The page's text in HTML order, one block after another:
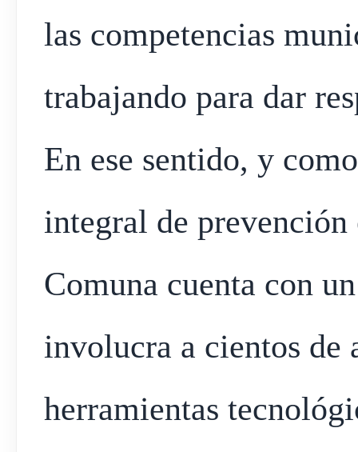
las competencias
trabajando para dar
En ese sentido, y
integral de
Comuna cuenta con
involucra a cientos de
herramientas